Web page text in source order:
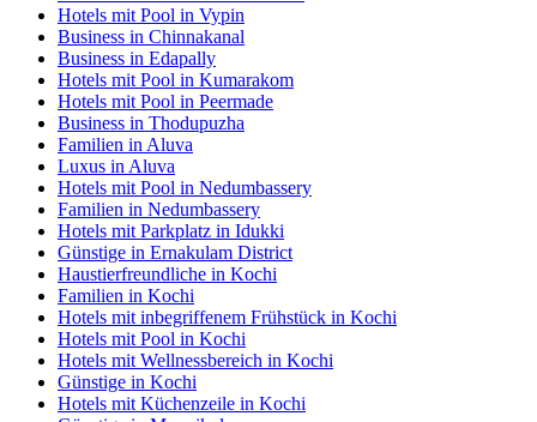
Hotels mit Pool in Vypin
Business in Chinnakanal
Business in Edapally
Hotels mit Pool in Kumarakom
Hotels mit Pool in Peermade
Business in Thodupuzha
Familien in Aluva
Luxus in Aluva
Hotels mit Pool in Nedumbassery
Familien in Nedumbassery
Hotels mit Parkplatz in Idukki
Günstige in Ernakulam District
Haustierfreundliche in Kochi
Familien in Kochi
Hotels mit inbegriffenem Frühstück in Kochi
Hotels mit Pool in Kochi
Hotels mit Wellnessbereich in Kochi
Günstige in Kochi
Hotels mit Küchenzeile in Kochi